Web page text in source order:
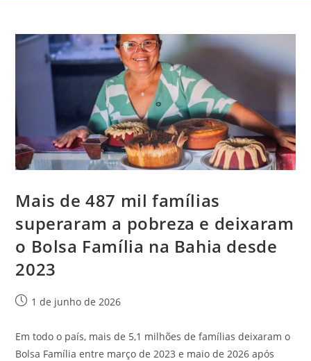
Mais de 487 mil famílias
superaram a pobreza e deixaram
o Bolsa Família na Bahia desde
2023
1 de junho de 2026
Em todo o país, mais de 5,1 milhões de famílias deixaram o
Bolsa Família entre março de 2023 e maio de 2026 após